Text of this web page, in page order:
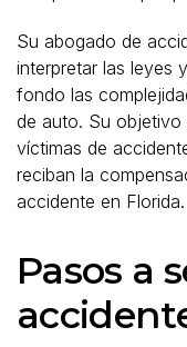
Su abogado de
interpretar las leyes
fondo las
de auto. Su objetivo
víctimas de
reciban la
accidente en Florida.
Pasos a